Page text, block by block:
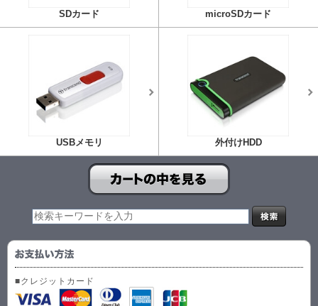
SDカード microSDカード
USBメモリ 外付けHDD
■クレジットカード